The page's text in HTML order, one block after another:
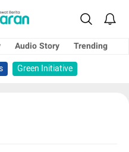
Audio Story
Trending
Green Initiative